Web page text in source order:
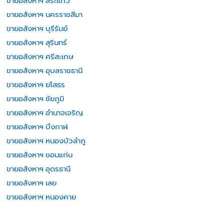
ขายอสังหาฯ นครราชสีมา
ขายอสังหาฯ บุรีรัมย์
ขายอสังหาฯ สุรินทร์
ขายอสังหาฯ ศรีสะเกษ
ขายอสังหาฯ อุบลราชธานี
ขายอสังหาฯ ยโสธร
ขายอสังหาฯ ชัยภูมิ
ขายอสังหาฯ อำนาจเจริญ
ขายอสังหาฯ บึงกาฬ
ขายอสังหาฯ หนองบัวลำภู
ขายอสังหาฯ ขอนแก่น
ขายอสังหาฯ อุดรธานี
ขายอสังหาฯ เลย
ขายอสังหาฯ หนองคาย